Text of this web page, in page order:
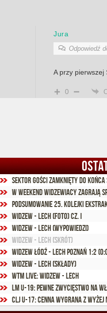
Jura
Odpowiedź
A przy pierwszej
0
Sektor gości zamknięty do końca
W weekend widzewiacy zagrają
Podsumowanie 25. kolejki
Widzew - Lech (foto) cz. I
Widzew - Lech (wypowiedzi)
Widzew - Lech (skrót)
Widzew Łódź - Lech Poznań 1:2
Widzew - Lech (składy)
WTM Live: Widzew - Lech
LM U-19: Pewne zwycięstwo na
CLJ U-17: Cenna wygrana z